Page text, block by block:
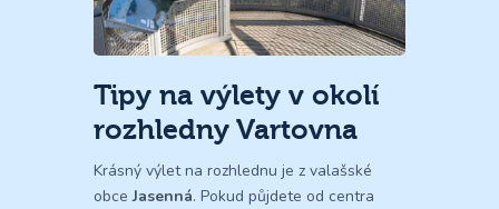
Tipy na výlety v okolí
rozhledny Vartovna
Krásný výlet na rozhlednu je z valašské
obceJasenná. Pokud půjdete od centra